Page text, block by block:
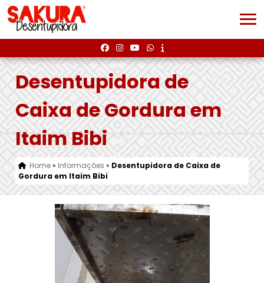
Desentupidora de
Caixa de Gordura em
Itaim Bibi
Home» Informações » Desentupidora de Caixa de
Gordura em Itaim Bibi